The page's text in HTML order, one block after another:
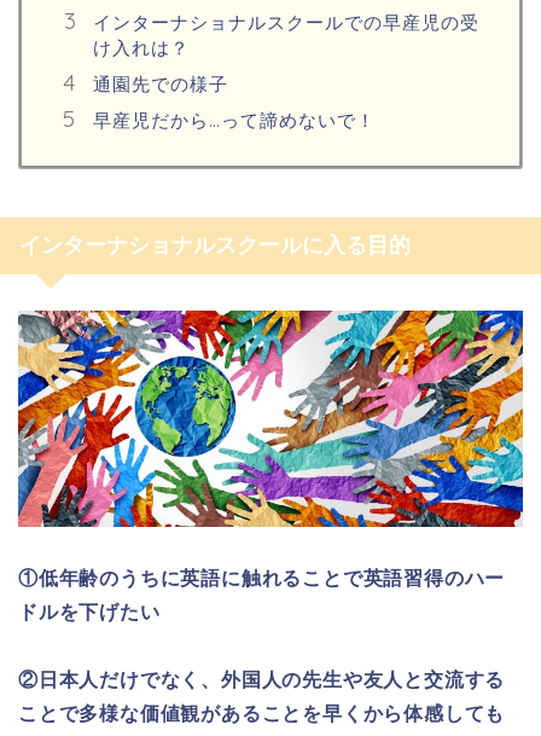
インターナショナルスクールでの早産児の受
け入れは？
通園先での様子
早産児だから…って諦めないで！
インターナショナルスクールに入る目的
①低年齢のうちに英語に触れることで英語習得のハー
ドルを下げたい
②日本人だけでなく、外国人の先生や友人と交流する
ことで多様な価値観があることを早くから体感しても